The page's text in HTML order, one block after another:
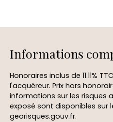
Informations
Honoraires inclus de 11.11%
l'acquéreur. Prix hors
informations sur les risques
exposé sont disponibles sur
georisques.gouv.fr.